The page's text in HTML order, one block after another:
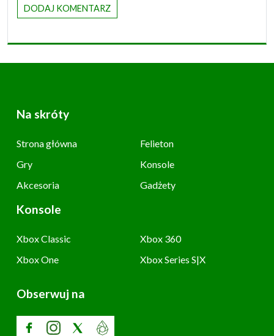
Na skróty
Strona główna
Felieton
Gry
Konsole
Akcesoria
Gadżety
Konsole
Xbox Classic
Xbox 360
Xbox One
Xbox Series S|X
Obserwuj na